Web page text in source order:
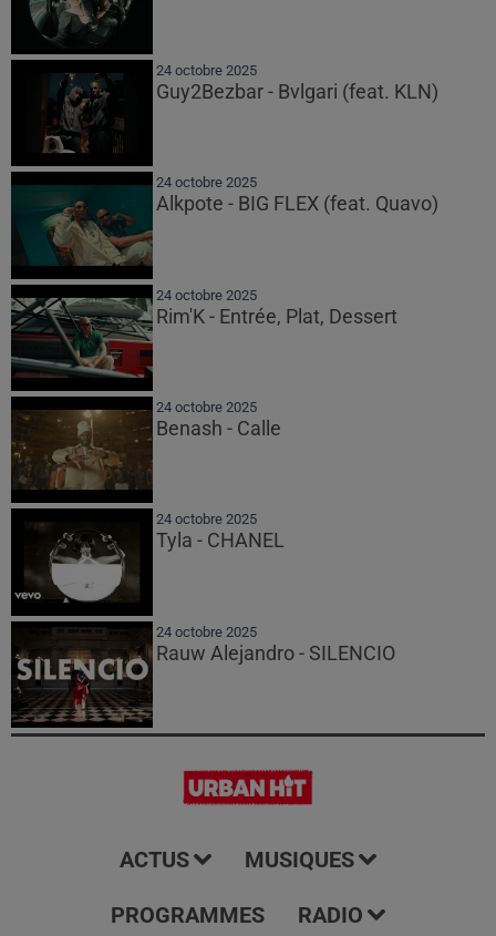
24 octobre 2025
Guy2Bezbar - Bvlgari (feat. KLN)
24 octobre 2025
Alkpote - BIG FLEX (feat. Quavo)
24 octobre 2025
Rim'K - Entrée, Plat, Dessert
24 octobre 2025
Benash - Calle
24 octobre 2025
Tyla - CHANEL
24 octobre 2025
Rauw Alejandro - SILENCIO
ACTUS MUSIQUES
PROGRAMMES RADIO